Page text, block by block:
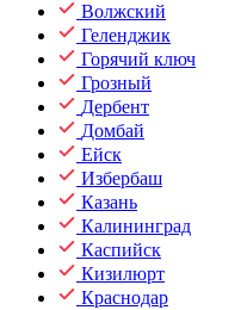
Волжский
Геленджик
Горячий ключ
Грозный
Дербент
Домбай
Ейск
Избербаш
Казань
Калининград
Каспийск
Кизилюрт
Краснодар